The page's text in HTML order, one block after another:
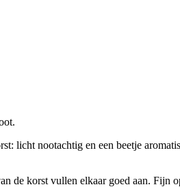
licht nootachtig en een beetje
de korst vullen elkaar goed aan. Fijn